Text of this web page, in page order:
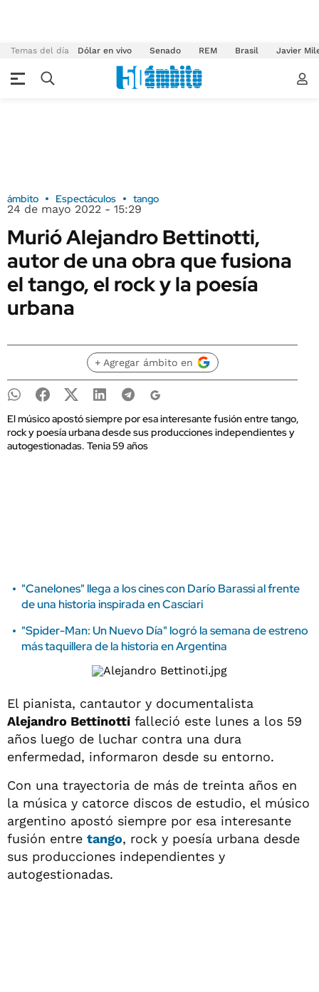
Temas del día Dólar en vivo Senado REM Brasil Javier
ámbito Espectáculos tango
24 de mayo 2022 - 15:29
Murió Alejandro Bettinotti,
autor de una obra que fusiona
el tango, el rock y la poesía
urbana
+ Agregar ámbito en
El músico apostó siempre por esa interesante fusión entre tango,
rock y poesía urbana desde sus producciones independientes y
autogestionadas. Tenia 59 años
"Canelones" llega a los cines con Darío Barassi al frente
de una historia inspirada en Casciari
"Spider-Man: Un Nuevo Día" logró la semana de estreno
más taquillera de la historia en Argentina
El pianista, cantautor y documentalista
Alejandro Bettinotti falleció este lunes a los 59
años luego de luchar contra una dura
enfermedad, informaron desde su entorno.
Con una trayectoria de más de treinta años en
la música y catorce discos de estudio, el músico
argentino apostó siempre por esa interesante
fusión entre tango, rock y poesía urbana desde
sus producciones independientes y
autogestionadas.